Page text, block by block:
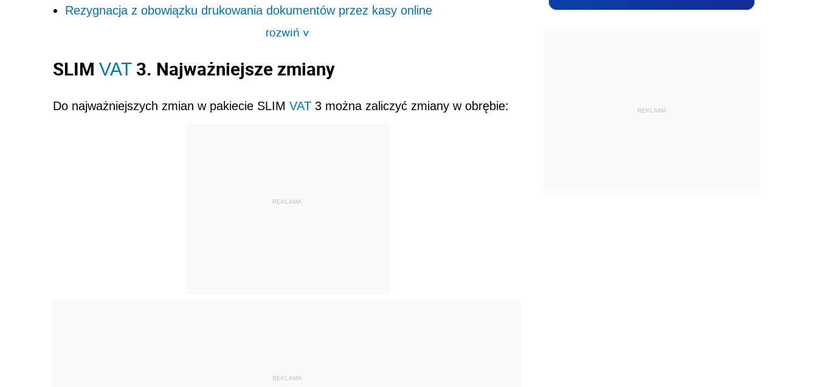
Rezygnacja z obowiązku drukowania dokumentów przez kasy online
rozwiń>
SLIM VAT 3. Najważniejsze zmiany
Do najważniejszych zmian w pakiecie SLIM VAT 3 można zaliczyć zmiany w obrębie:
REKLAMA
REKLAMA
REKLAMA